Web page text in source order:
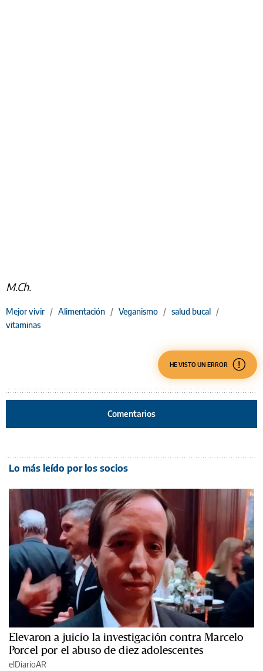
M.Ch.
Mejor vivir / Alimentación / Veganismo / salud bucal /
vitaminas
HE VISTO UN ERROR
Comentarios
Lo más leído por los socios
Elevaron a juicio la investigación contra Marcelo
Porcel por el abuso de diez adolescentes
elDiarioAR